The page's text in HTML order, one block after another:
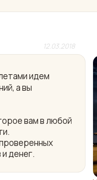
12.03.2018
идем
а вы
вам в любой
денег.